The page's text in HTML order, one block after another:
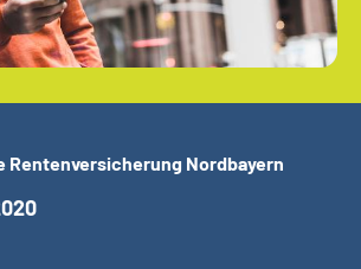
Rentenversicherung Nordbayern